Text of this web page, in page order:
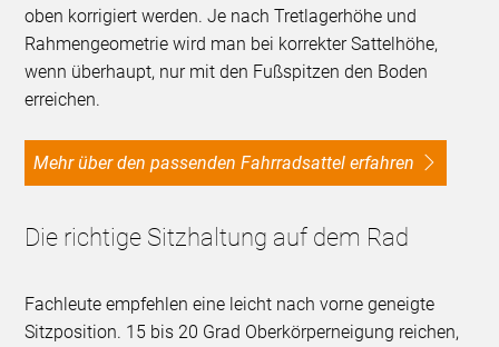
oben korrigiert werden. Je nach Tretlagerhöhe und
Rahmengeometrie wird man bei korrekter Sattelhöhe,
wenn überhaupt, nur mit den Fußspitzen den Boden
erreichen.
Mehr über den passenden Fahrradsattel erfahren
Die richtige Sitzhaltung auf dem Rad
Fachleute empfehlen eine leicht nach vorne geneigte
Sitzposition. 15 bis 20 Grad Oberkörperneigung reichen,